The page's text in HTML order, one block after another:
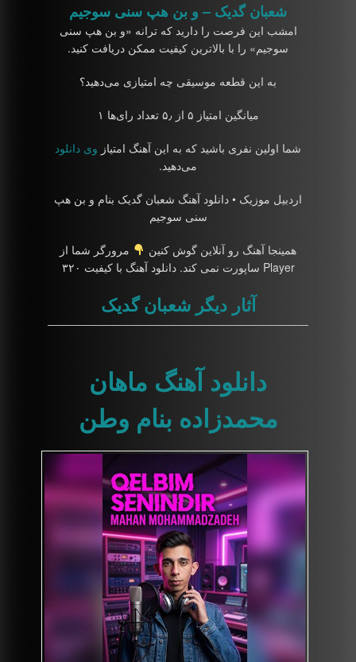
شعبان گدیک – و بن هپ سنی سوجیم
امشب این فرصت را دارید که ترانه «و بن هپ سنی
سوجیم» را با بالاترین کیفیت ممکن دریافت کنید.
به این قطعه موسیقی چه امتیازی می‌دهید؟
میانگین امتیاز ۵ از ۵٫ تعداد رای‌ها ۱
شما اولین نفری باشید که به این آهنگ امتیاز وی دانلود
می‌دهید.
اردبیل موزیک • دانلود آهنگ شعبان گدیک بنام و بن هپ
سنی سوجیم
همینجا آهنگ رو آنلاین گوش کنین
مرورگر شما از
Player ساپورت نمی کند. دانلود آهنگ با کیفیت ۳۲۰
آثار دیگر شعبان گدیک
دانلود آهنگ ماهان
محمدزاده بنام وطن